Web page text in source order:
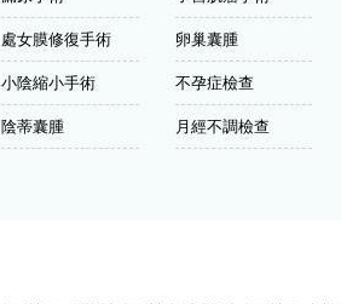
處女膜修復手術
小陰縮小手術
陰蒂囊腫
卵巢囊腫
不孕症檢查
月經不調檢查